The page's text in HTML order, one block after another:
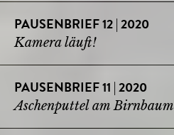
PAUSENBRIEF 12 | 2020
Kamera läuft!
PAUSENBRIEF 11 | 2020
Aschenputtel am Birnbaum